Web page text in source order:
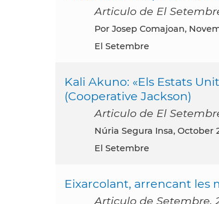
Articulo de El
por Josep Comajoan,
El Setembre
Kali Akuno: «Els Estats
(Cooperative Jackson)
Articulo de El
Núria Segura Insa, October
El Setembre
Eixarcolant, arrencant les
Articulo de Setembre,